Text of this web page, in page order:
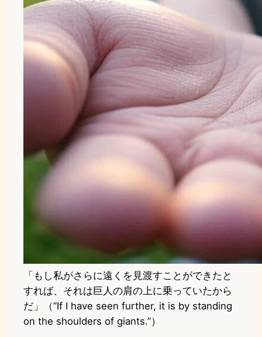
「もし私がさらに遠くを見渡すことができたと
すれば、それは巨人の肩の上に乗っていたから
だ」（”If I have seen further, it is by standing
on the shoulders of giants.”）